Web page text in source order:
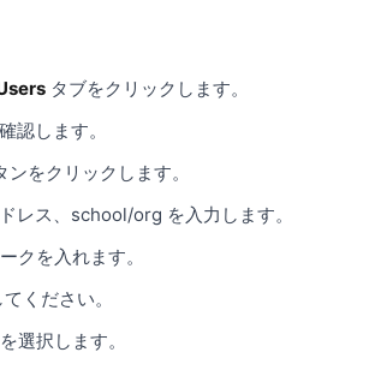
タブをクリックします。
認します。
ンをクリックします。
レス、school/org を入力します。
クを入れます。
ください。
選択します。